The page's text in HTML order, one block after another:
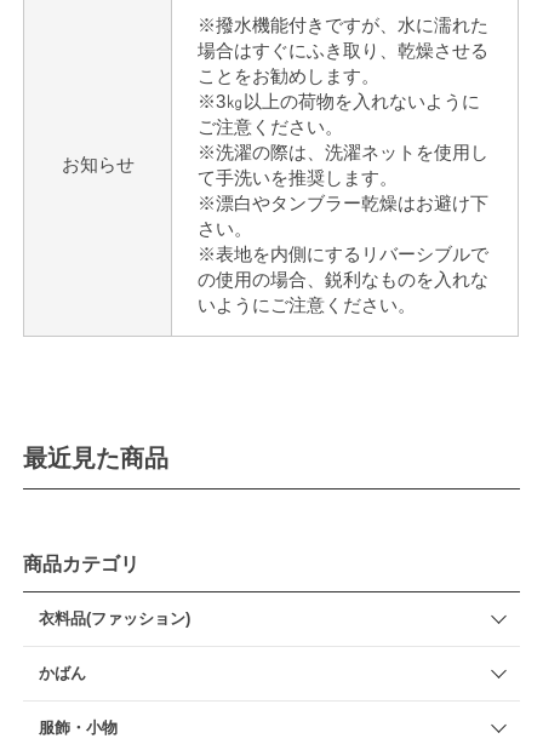
お知らせ
※撥水機能付きですが、水に濡れた
場合はすぐにふき取り、乾燥させる
ことをお勧めします。
※3㎏以上の荷物を入れないように
ご注意ください。
※洗濯の際は、洗濯ネットを使用し
て手洗いを推奨します。
※漂白やタンブラー乾燥はお避け下
さい。
※表地を内側にするリバーシブルで
の使用の場合、鋭利なものを入れな
いようにご注意ください。
最近見た商品
商品カテゴリ
衣料品(ファッション)
かばん
服飾・小物